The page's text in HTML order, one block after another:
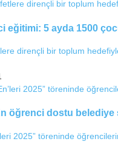
eğitimi: 5 ayda 1500
dirençli bir toplum
öğrenci dostu belediye
2025” töreninde